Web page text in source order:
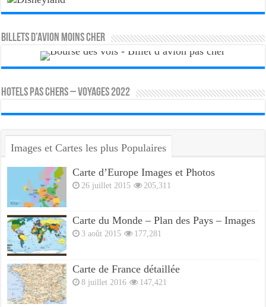
Billets d’avion moins cher
HOTELS PAS CHERS – VOYAGES 2022
Images et Cartes les plus Populaires
Carte d’Europe Images et Photos
26 juillet 2015 205,311
Carte du Monde – Plan des Pays – Images
3 août 2015 177,281
Carte de France détaillée
8 juillet 2016 147,421